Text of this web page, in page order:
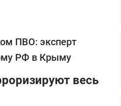
ПВО: эксперт
РФ в Крыму
весь